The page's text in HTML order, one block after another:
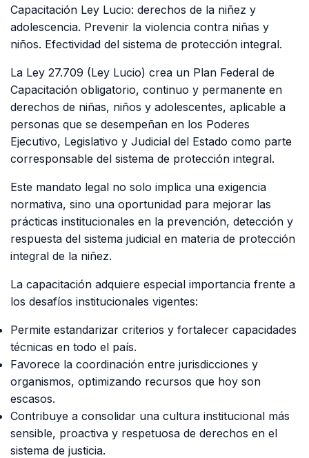
Capacitación Ley Lucio: derechos de la niñez y
adolescencia. Prevenir la violencia contra niñas y
niños. Efectividad del sistema de protección integral.
La Ley 27.709 (Ley Lucio) crea un Plan Federal de
Capacitación obligatorio, continuo y permanente en
derechos de niñas, niños y adolescentes, aplicable a
personas que se desempeñan en los Poderes
Ejecutivo, Legislativo y Judicial del Estado como parte
corresponsable del sistema de protección integral.
Este mandato legal no solo implica una exigencia
normativa, sino una oportunidad para mejorar las
prácticas institucionales en la prevención, detección y
respuesta del sistema judicial en materia de protección
integral de la niñez.
La capacitación adquiere especial importancia frente a
los desafíos institucionales vigentes:
Permite estandarizar criterios y fortalecer capacidades
técnicas en todo el país.
Favorece la coordinación entre jurisdicciones y
organismos, optimizando recursos que hoy son
escasos.
Contribuye a consolidar una cultura institucional más
sensible, proactiva y respetuosa de derechos en el
sistema de justicia.